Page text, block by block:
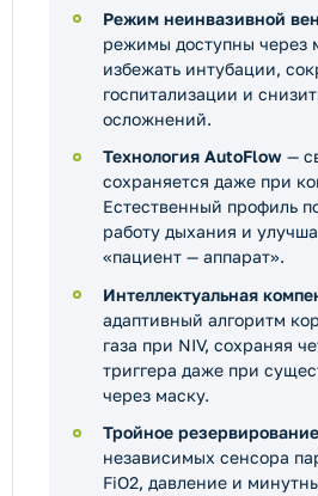
Режим неинвазивной
режимы доступны через
избежать интубации,
госпитализации и
осложнений.
Технология AutoFlow —
сохраняется даже при
Естественный профиль
работу дыхания и
«пациент — аппарат».
Интеллектуальная
адаптивный алгоритм
газа при NIV, сохраняя
триггера даже при
через маску.
Тройное
независимых сенсора
FiO2, давление и